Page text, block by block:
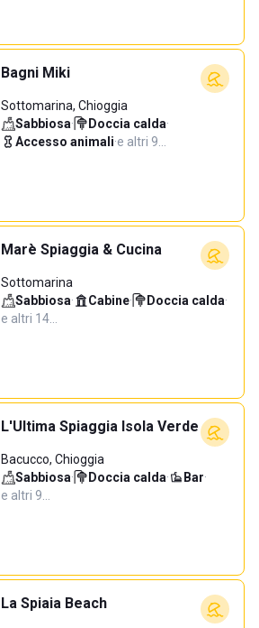
Bagni Miki
Sottomarina, Chioggia
Sabbiosa· Doccia calda·
Accesso animali·e altri 9…
Marè Spiaggia & Cucina
Sottomarina
Sabbiosa· Cabine· Doccia calda·
e altri 14…
L'Ultima Spiaggia Isola Verde
Bacucco, Chioggia
Sabbiosa· Doccia calda· Bar·
e altri 9…
La Spiaia Beach